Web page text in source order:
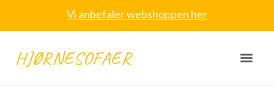
Vi anbefaler webshoppen her
HJØRNESOFAER